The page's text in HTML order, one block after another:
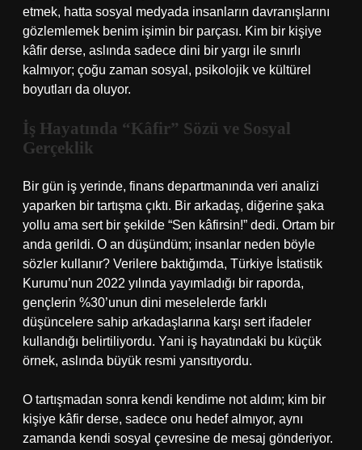
etmek, hatta sosyal medyada insanların davranışlarını
gözlemlemek benim işimin bir parçası. Kim bir kişiye
kâfir derse, aslında sadece dini bir yargı ile sınırlı
kalmıyor; çoğu zaman sosyal, psikolojik ve kültürel
boyutları da oluyor.
İş Hayatında “Kâfir” Sözü ve Sosyal
Gerçeklik
Bir gün iş yerinde, finans departmanında veri analizi
yaparken bir tartışma çıktı. Bir arkadaş, diğerine şaka
yollu ama sert bir şekilde “Sen kâfirsin!” dedi. Ortam bir
anda gerildi. O an düşündüm; insanlar neden böyle
sözler kullanır? Verilere baktığımda, Türkiye İstatistik
Kurumu’nun 2022 yılında yayımladığı bir raporda,
gençlerin %30’unun dini meselelerde farklı
düşüncelere sahip arkadaşlarına karşı sert ifadeler
kullandığı belirtiliyordu. Yani iş hayatındaki bu küçük
örnek, aslında büyük resmi yansıtıyordu.
O tartışmadan sonra kendi kendime not aldım; kim bir
kişiye kâfir derse, sadece onu hedef almıyor, aynı
zamanda kendi sosyal çevresine de mesaj gönderiyor.